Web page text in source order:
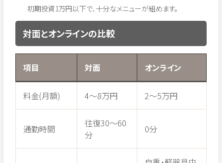
初期投資1万円以下で、十分なメニューが組めます。
対面とオンラインの比較
項目 対面 オンライン
料金(月額) 4〜8万円 2〜5万円
通勤時間
往復30〜60
分
0分